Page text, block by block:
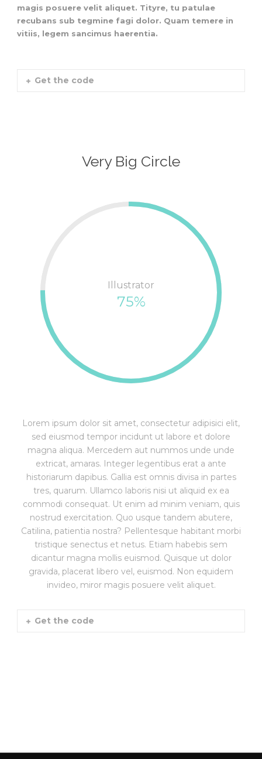
magis posuere velit aliquet. Tityre, tu patulae
recubans sub tegmine fagi dolor. Quam temere in
vitiis, legem sancimus haerentia.
Get the code
Very Big Circle
Illustrator
75%
Lorem ipsum dolor sit amet, consectetur adipisici elit,
sed eiusmod tempor incidunt ut labore et dolore
magna aliqua. Mercedem aut nummos unde unde
extricat, amaras. Integer legentibus erat a ante
historiarum dapibus. Gallia est omnis divisa in partes
tres, quarum. Ullamco laboris nisi ut aliquid ex ea
commodi consequat. Ut enim ad minim veniam, quis
nostrud exercitation. Quo usque tandem abutere,
Catilina, patientia nostra? Pellentesque habitant morbi
tristique senectus et netus. Etiam habebis sem
dicantur magna mollis euismod. Quisque ut dolor
gravida, placerat libero vel, euismod. Non equidem
invideo, miror magis posuere velit aliquet.
Get the code